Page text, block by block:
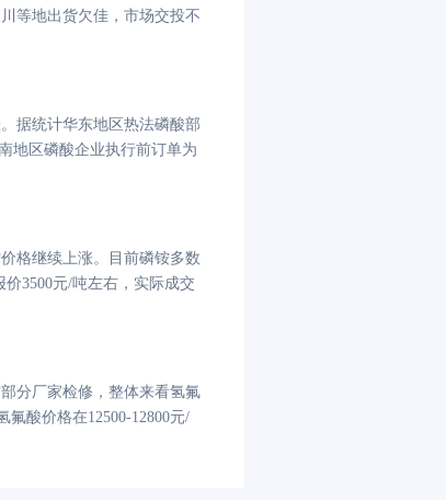
等地出货欠佳，市场交投不
据统计华东地区热法磷酸部
地区磷酸企业执行前订单为
格继续上涨。目前磷铵多数
3500元/吨左右，实际成交
分厂家检修，整体来看氢氟
氟酸价格在12500-12800元/